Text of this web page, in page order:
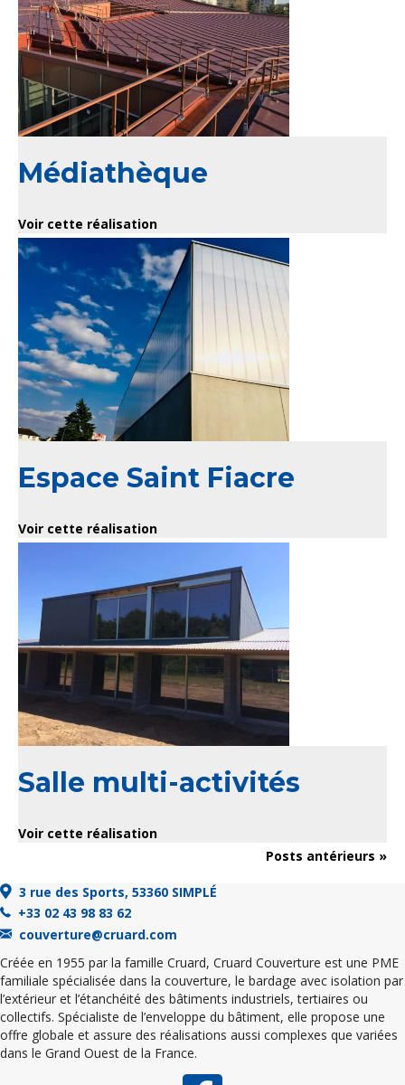
Médiathèque
Voir cette réalisation
Espace Saint Fiacre
Voir cette réalisation
Salle multi-activités
Voir cette réalisation
Posts antérieurs »
3 rue des Sports, 53360 SIMPLÉ
+33 02 43 98 83 62
couverture@cruard.com
Créée en 1955 par la famille Cruard, Cruard Couverture est une PME
familiale spécialisée dans la couverture, le bardage avec isolation par
l’extérieur et l’étanchéité des bâtiments industriels, tertiaires ou
collectifs. Spécialiste de l’enveloppe du bâtiment, elle propose une
offre globale et assure des réalisations aussi complexes que variées
dans le Grand Ouest de la France.